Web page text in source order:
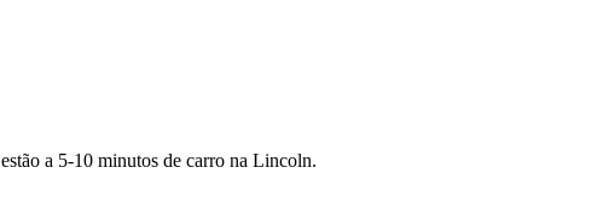
estão a 5-10 minutos de carro na Lincoln.